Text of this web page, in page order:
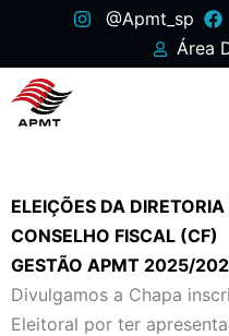
@apmt_sp
Área
ELEIÇÕES DA
CONSELHO FISCAL (CF)
GESTÃO APMT 2025/
Divulgamos a Chapa
Eleitoral por ter